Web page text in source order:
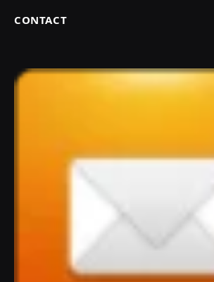
CONTACT